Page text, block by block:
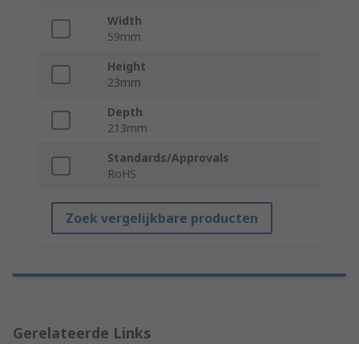
Width
59mm
Height
23mm
Depth
213mm
Standards/Approvals
RoHS
Zoek vergelijkbare producten
Gerelateerde Links